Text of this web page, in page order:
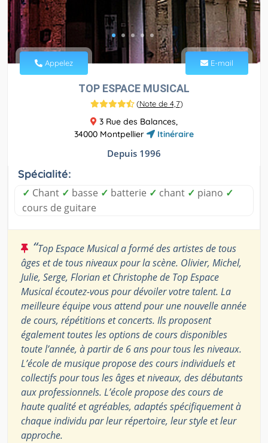
Appelez E-mail
TOP ESPACE MUSICAL
(Note de 4,7)
3 Rue des Balances,
34000 Montpellier
Itinéraire
Depuis 1996
Spécialité:
✓ Chant ✓ basse ✓ batterie ✓ chant ✓ piano ✓
cours de guitare
“Top Espace Musical a formé des artistes de tous
âges et de tous niveaux pour la scène. Olivier, Michel,
Julie, Serge, Florian et Christophe de Top Espace
Musical écoutez-vous pour dévoiler votre talent. La
meilleure équipe vous attend pour une nouvelle année
de cours, répétitions et concerts. Ils proposent
également toutes les options de cours disponibles
toute l’année, à partir de 6 ans pour tous les niveaux.
L’école de musique propose des cours individuels et
collectifs pour tous les âges et niveaux, des débutants
aux professionnels. L’école propose des cours de
haute qualité et agréables, adaptés spécifiquement à
chaque individu par leur répertoire, leur style et leur
approche.